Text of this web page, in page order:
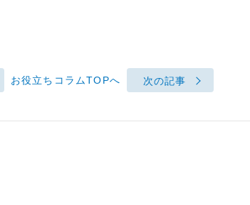
お役立ちコラムTOPへ 次の記事